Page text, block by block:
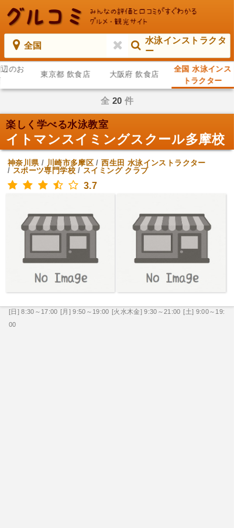
全国
水泳インストラクタ
ー
のお
東京都 飲食店 大阪府 飲食店
全国 水泳インス
トラクター
全 20 件
楽しく学べる水泳教室
イトマンスイミングスクール多摩校
神奈川県/ 川崎市多摩区 /西生田 水泳インストラクター
/ スポーツ専門学校/ スイミング クラブ
3.7
[日] 8:30～17:00 [月] 9:50～19:00 [火水木金] 9:30～21:00 [土] 9:00～19:
00